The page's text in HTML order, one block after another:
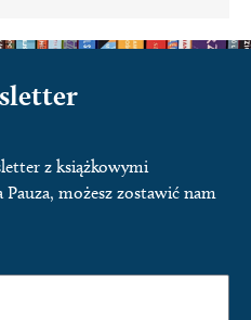
z książkowymi
możesz zostawić nam